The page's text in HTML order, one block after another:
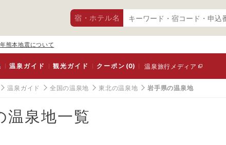
宿・ホテル名
熊本地震について
温泉ガイド 観光ガイド クーポン(0) 温泉旅行メディア
温泉ガイド 全国の温泉地 東北の温泉地 岩手県の温泉地
温泉地一覧